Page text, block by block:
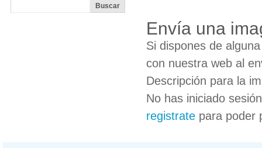
Envía una
Si dispones de
con nuestra web al
Descripción para la
No has iniciado
registrate para poder